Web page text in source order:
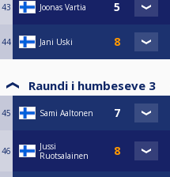
43 Joonas Vartia
44 Jani Uski
Raundi i humbeseve 3
45 Sami Aaltonen
46
Jussi
Ruotsalainen